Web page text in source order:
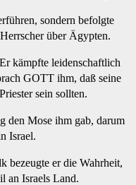
sondern befolgte
über Ägypten.
kämpfte leidenschaftlich
GOTT ihm, daß seine
sein sollten.
den Mose ihm gab, darum
Israel.
bezeugte er die Wahrheit,
an Israels Land.